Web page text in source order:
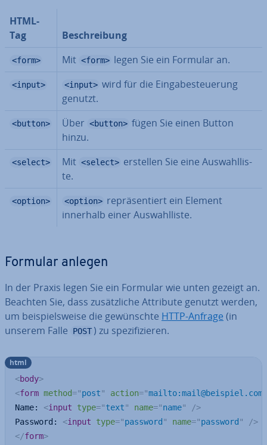
HTML-
Tag
Be­schrei­bung
<form> Mit <form> legen Sie ein Formular an.
<input> <input> wird für die Ein­ga­be­steue­rung
genutzt.
<button> Über <button> fügen Sie einen Button
hinzu.
<select> Mit <select> erstellen Sie eine Aus­wahl­lis­
te.
<option> <option> re­prä­sen­tiert ein Element
innerhalb einer Aus­wahl­lis­te.
Formular anlegen
In der Praxis legen Sie ein Formular wie unten gezeigt an.
Beachten Sie, dass zu­sätz­li­che Attribute genutzt werden,
um bei­spiels­wei­se die ge­wünsch­te HTTP-Anfrage (in
unserem Falle
POST ) zu spe­zi­fi­zie­ren.
<body>
<form method="post" action="mailto:mail@beispiel.com
Name: <input type="text" name="name"
/>
Password: <input type="password " name="password "
/>
</form>
html